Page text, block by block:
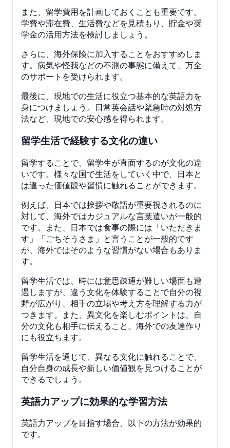
また、留学費用を計画しておくことも重要です。
学費や滞在費、生活費などを見積もり、貯金や奨
学金の活用方法を検討しましょう。
さらに、海外保険に加入することをおすすめしま
す。病気や怪我などの不測の事態に備えて、万全
のサポートを受けられます。
最後に、現地での生活に役立つ基本的な英語力を
身につけましょう。日常英会話や緊急時の対処方
法など、現地での安心感を得られます。
留学生活で経験する文化の違い
留学することで、留学生が直面するのが文化の違
いです。様々な国で生活をしていく中で、日本と
は違った価値観や習慣に触れることができます。
例えば、日本では挨拶や敬語が重要視されるのに
対して、海外ではカジュアルな言葉遣いが一般的
です。また、日本では食事の際には「いただきま
す」「ごちそうさま」と言うことが一般的です
が、海外ではそのような習慣がない場合もありま
す。
留学生活では、時には意思疎通が難しい場面も遭
遇しますが、違う文化を体験することで自分の視
野が広がり、相手の立場や考え方を理解する力が
つきます。また、異文化を楽しむポイントは、自
分の文化も相手に伝えること。海外での友達作り
にも役立ちます。
留学生活を通じて、異なる文化に触れることで、
自分自身の成長や新しい価値観を見つけることが
できるでしょう。
英語力アップに効果的な学習方法
英語力アップを目指す場合、以下の方法が効果的
です。